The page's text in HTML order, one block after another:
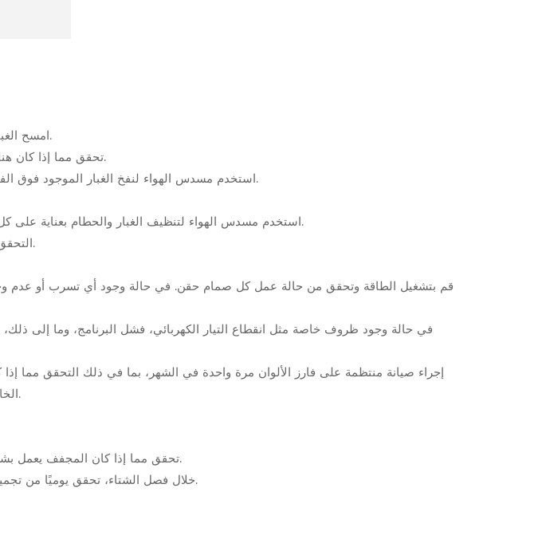
1.1.2 امسح الغبار أو بقع الزيت بلطف على السطح الخارجي لزجاج صندوق الفرز بقطعة قماش ناعمة.
1.1.3 تحقق مما إذا كان هناك أي أجسام غريبة في فتحة الهزاز. إذا كان هناك، فيمكن مسحها بقطعة قماش ناعمة.
1.1.4 استخدم مسدس الهواء لنفخ الغبار الموجود فوق الفوهة. (ملاحظة: لا توجه مسدس الهواء نحو الفوهة لمنع دخول الغبار إلى فتحة الفوهة).
1.2.1 استخدم مسدس الهواء لتنظيف الغبار والحطام بعناية على كل لوحة دائرة لمنعها من أن تصبح رطبة ومتعفنة، مما قد يسبب أخطاء في لوحة الدائرة.
1.2.2 التحقق من تأثير تنظيف الفرشاة. إذا لم يكن التأثير جيدًا، فامسحه يدويًا بقطعة قماش ناعمة.
وميض LED الخاص بفارز الألوان طبيعيًا أثناء التشغيل، وما إذا كان تأثير اختيار اللون أمر طبيعي.
2.3 تحقق مما إذا كان المجفف يعمل بشكل جيد كل يوم، وبعد التشغيل لمدة 30 دقيقة، تحقق مما إذا كان نظام الصرف طبيعيًا.
خلال فصل الشتاء، تحقق يوميًا من تجميد فلتر الهواء وفاصل رذاذ الزيت والأماكن الأخرى. إذا تم تجميدها، فقم بتصريف المياه يدويًا.